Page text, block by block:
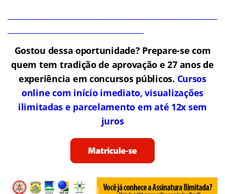
Gostou dessa oportunidade? Prepare-se com
quem tem tradição de aprovação e 27 anos de
experiência em concursos públicos. Cursos
online com início imediato, visualizações
ilimitadas e parcelamento em até 12x sem
juros